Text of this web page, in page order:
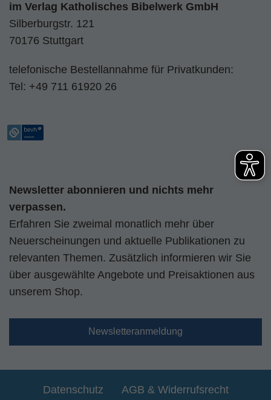
im Verlag Katholisches Bibelwerk GmbH
Silberburgstr. 121
70176 Stuttgart
telefonische Bestellannahme für Privatkunden:
Tel: +49 711 61920 26
Newsletter abonnieren und nichts mehr
verpassen.
Erfahren Sie zweimal monatlich mehr über
Neuerscheinungen und aktuelle Publikationen zu
relevanten Themen. Zusätzlich informieren wir Sie
über ausgewählte Angebote und Preisaktionen aus
unserem Shop.
Newsletteranmeldung
Datenschutz AGB & Widerrufsrecht